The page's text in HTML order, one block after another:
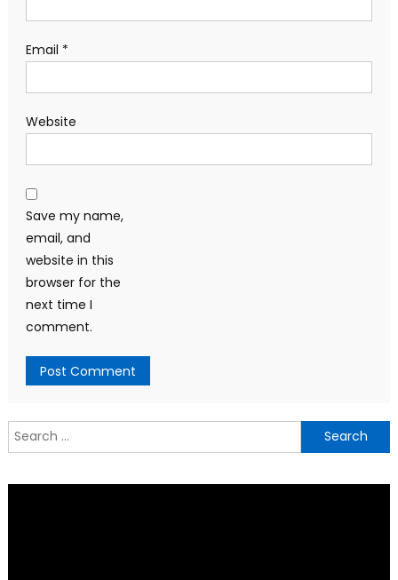
Email *
Website
Save my name,
email, and
website in this
browser for the
next time I
comment.
Search
for: